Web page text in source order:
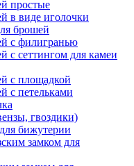
простые
в виде иголочки
брошей
с филигранью
с сеттингом для камеи
с площадкой
с петельками
гвоздики)
бижутерии
замком для